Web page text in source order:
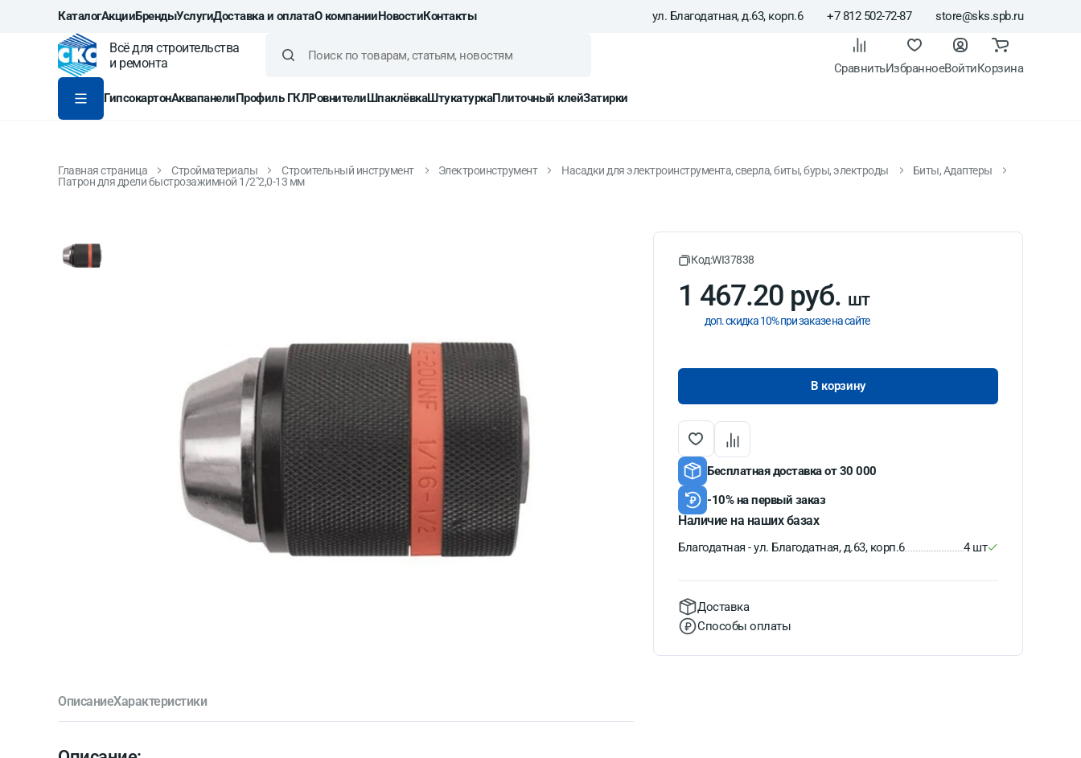
КаталогАкцииБрендыУслугиДоставка и оплатаО компанииНовостиКонтакты ул. Благодатная, д.63, корп.6 +7 812 502-72-87 store@sks.spb.ru
Всё для строительства
и ремонта
СравнитьИзбранноеВойтиКорзина
ГипсокартонАквапанелиПрофиль ГКЛРовнителиШпаклёвкаШтукатуркаПлиточный клейЗатирки
Главная страница Стройматериалы Строительный инструмент Электроинструмент Насадки для электроинструмента, сверла, биты, буры, электроды
Биты, Адаптеры
Патрон для дрели быстрозажимной 1/2"2,0-13 мм
ОписаниеХарактеристики
Код:WI37838
1 467.20 руб. шт
доп. скидка 10% при заказе на сайте
В корзину
Бесплатная доставка от 30 000
-10% на первый заказ
Наличие на наших базах
Благодатная - ул. Благодатная, д.63, корп.6 4 шт
Доставка
Способы оплаты